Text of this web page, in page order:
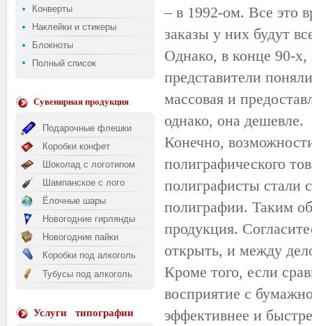
Конверты
Наклейки и стикеры
Блокноты
Полный список
Сувенирная продукция
Подарочные флешки
Коробки конфет
Шоколад с логотипом
Шампанское с лого
Ёлочные шары
Новогодние гирлянды
Новогодние пайки
Коробки под алкоголь
Тубусы под алкоголь
Услуги типографии
– в 1992-ом. Все это
заказы у них будут
Однако, в конце 90-
представители
массовая и
однако, она дешевле.
Конечно,
полиграфического
полиграфисты стали
полиграфии. Таким
продукция.
открыть, и между
Кроме того, если
восприятие с
эффективнее и